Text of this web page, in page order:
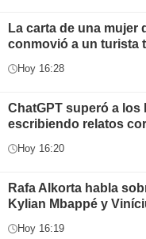
La carta de una mujer
conmovió a un turista
Hoy 16:28
ChatGPT superó a los
escribiendo relatos
Hoy 16:20
Rafa Alkorta habla
Kylian Mbappé y
Hoy 16:19